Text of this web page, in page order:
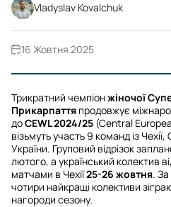
Vladyslav Kovalchuk
16 Жовтня 2025
Трикратний чемпіонжіночої
Прикарпаття продовжує
доCEWL 2024/25 (Central
візьмуть участь 9 команд із
України. Груповий відрізок
лютого, а український колектив
матчами в Чехії25-26 жовтня.
чотири найкращі колективи
нагороди сезону.